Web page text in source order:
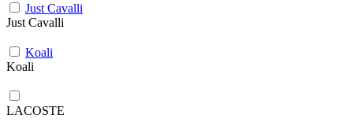
Just Cavalli
Just Cavalli
Koali
Koali
LACOSTE